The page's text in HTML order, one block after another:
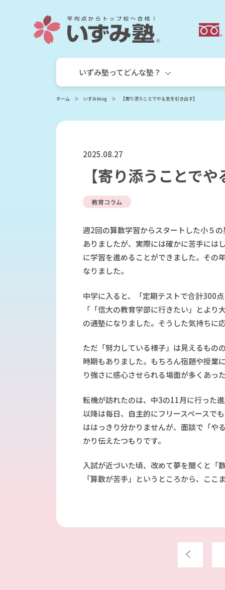
いずみ塾ってどんな塾？
いずみ塾の目指す教育
小学生
小学生個別指導コース
信大附属中／私立中学受験対策コース
英語長文リスニング対策講座
いずみ速算そろばん教室
速読コース
学校授業補習個別コース
中学受験対策個別コース
プロクラ（プログラミング・クラウド）
ホーム いずみblog 【寄り添うことでやる気を引き出す】
2025.08.27
【寄り添うことで
教育コラム
週2回の算数学習からスタートした小５
ありましたが、実際には確かに苦手には
に学習を進めることができました。その
なりました。
中学に入ると、「定期テストで合計300
「「信大の教育学部に行きたい」とよ
の通塾になりました。そうした気持ちに
ただ「努力している様子」は見えるもの
時期もありました。もちろん宿題や授業
り強さに感心させられる場面が多くあっ
転機が訪れたのは、中3の11月に行った
以降は毎日、自主的にフリースペースで
ははっきり分かりませんが、面談で「や
かり伝えたつもりです。
入試が近づいた頃、改めて夢を聞くと「
「算数が苦手」というところから、こ